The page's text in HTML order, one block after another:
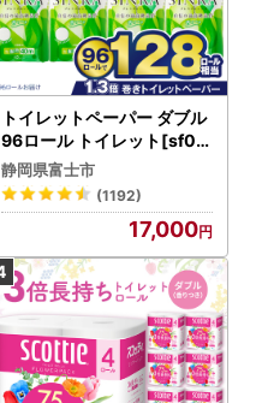
トイレットペーパー ダブル
96ロール トイレット[sf00
1-012]
静岡県富士市
(1192)
17,000